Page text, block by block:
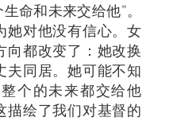
命和未来交给他”。
她对他没有信心。女
向都改变了：她改换
夫同居。她可能不知
个的未来都交给他
描绘了我们对基督的